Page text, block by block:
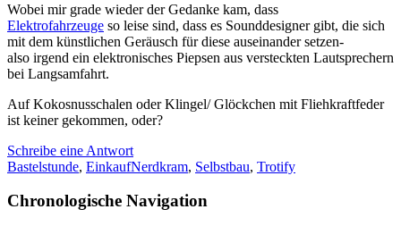
Wobei mir grade wieder der Gedanke kam, dass
Elektrofahrzeuge so leise sind, dass es Sounddesigner gibt, die sich
mit dem künstlichen Geräusch für diese auseinander setzen-
also irgend ein elektronisches Piepsen aus versteckten Lautsprechern
bei Langsamfahrt.
Auf Kokosnusschalen oder Klingel/ Glöckchen mit Fliehkraftfeder
ist keiner gekommen, oder?
Schreibe eine Antwort
Bastelstunde, EinkaufNerdkram, Selbstbau, Trotify
Chronologische Navigation